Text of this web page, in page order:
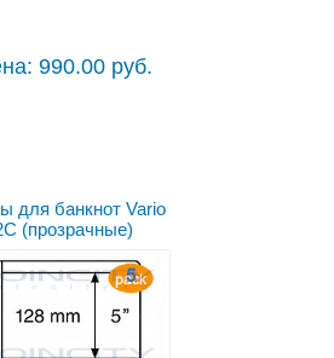
990.00 руб.
для банкнот Vario
(прозрачные)